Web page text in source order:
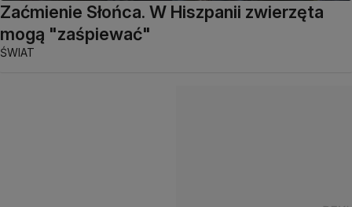
Zaćmienie Słońca. W Hiszpanii zwierzęta
mogą "zaśpiewać"
ŚWIAT